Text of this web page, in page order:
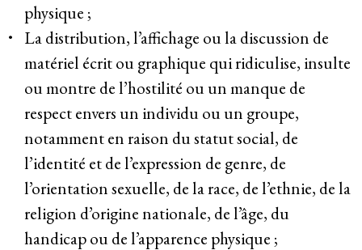
physique ;
La distribution, l’affichage ou la discussion de
matériel écrit ou graphique qui ridiculise, insulte
ou montre de l’hostilité ou un manque de
respect envers un individu ou un groupe,
notamment en raison du statut social, de
l’identité et de l’expression de genre, de
l’orientation sexuelle, de la race, de l’ethnie, de la
religion d’origine nationale, de l’âge, du
handicap ou de l’apparence physique ;